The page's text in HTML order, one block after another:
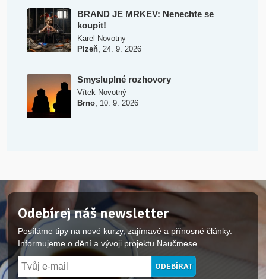
BRAND JE MRKEV: Nenechte se
koupit!
Karel Novotny
Plzeň, 24. 9. 2026
Smysluplné rozhovory
Vítek Novotný
Brno, 10. 9. 2026
Odebírej náš newsletter
Posíláme tipy na nové kurzy, zajímavé a přínosné články.
Informujeme o dění a vývoji projektu Naučmese.